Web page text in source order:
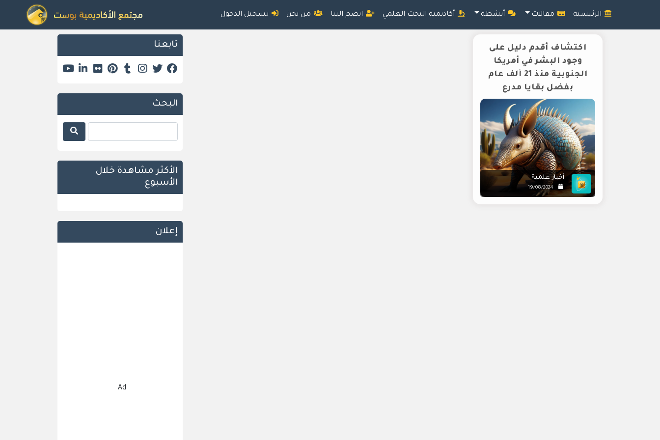
الرئيسية مقالات أنشطة أكاديمية البحث العلمي انضم الينا من نحن تسجيل الدخول
اكتشاف أقدم دليل على
وجود البشر في أمريكا
الجنوبية منذ 21 ألف عام
بفضل بقايا مدرع
أخبار علمية
19/08/2024
تابعنا
البحث
الأكثر مشاهدة خلال
الأسبوع
إعلان
Ad